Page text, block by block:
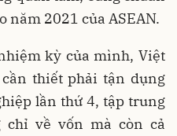
năm 2021 của ASEAN.
kỳ của mình, Việt
thiết phải tận dụng
lần thứ 4, tập trung
chỉ về vốn mà còn cả